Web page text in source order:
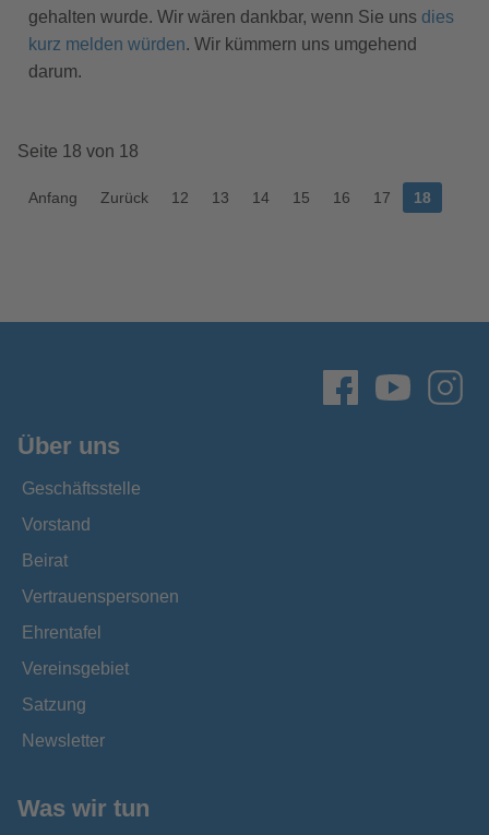
gehalten wurde. Wir wären dankbar, wenn Sie uns dies
kurz melden würden. Wir kümmern uns umgehend
darum.
Seite 18 von 18
Anfang Zurück 12 13 14 15 16 17 18
Über uns
Geschäftsstelle
Vorstand
Beirat
Vertrauenspersonen
Ehrentafel
Vereinsgebiet
Satzung
Newsletter
Was wir tun